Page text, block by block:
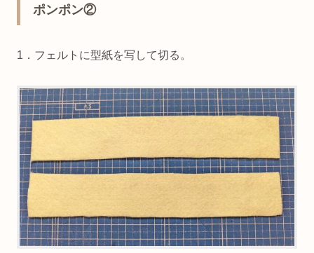
ポンポン②
1．フェルトに型紙を写して切る。